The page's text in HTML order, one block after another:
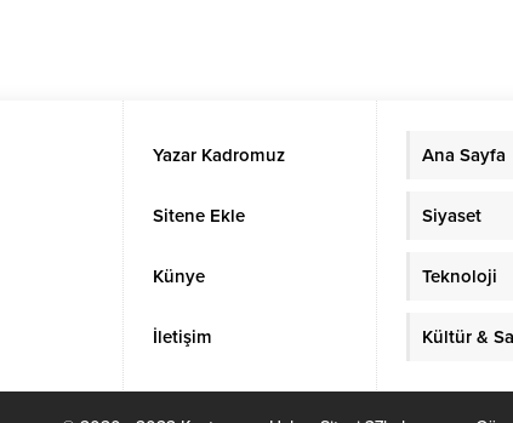
Yazar Kadromuz
Sitene Ekle
Künye
İletişim
Ana Sayfa
Siyaset
Teknoloji
Kültür &